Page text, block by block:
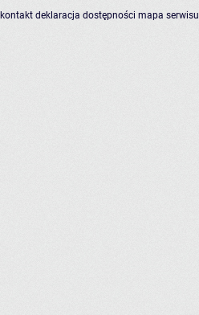
kontakt deklaracja dostępności mapa serwisu